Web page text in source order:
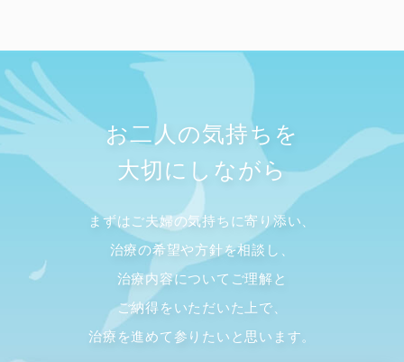
お二人の気持ちを
大切にしながら
まずはご夫婦の気持ちに寄り添い、
治療の希望や方針を相談し、
治療内容についてご理解と
ご納得をいただいた上で、
治療を進めて参りたいと思います。